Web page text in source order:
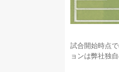
試合開始時点
ョンは弊社独